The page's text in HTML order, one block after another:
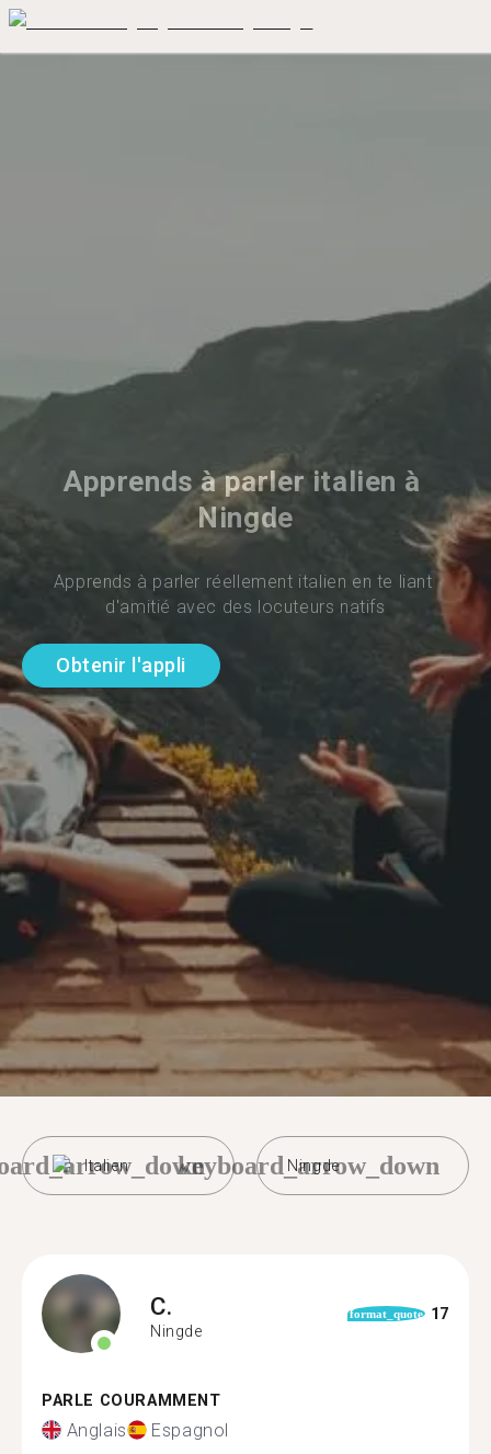
Apprends à parler italien à
Ningde
Apprends à parler réellement italien en te liant
d'amitié avec des locuteurs natifs
Obtenir l'appli
Italien Ningde
keyboard_arrow_down
C.
Ningde
format_quote 17
PARLE COURAMMENT
Anglais Espagnol